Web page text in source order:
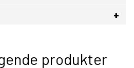
produkter